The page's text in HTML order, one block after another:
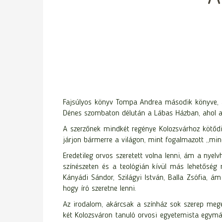
Fajsúlyos könyv Tompa Andrea második
Dénes szombaton délután a Lábas Házban,
A szerzőnek mindkét regénye Kolozsvárhoz
járjon bármerre a világon, mint fogalmazott
Eredetileg orvos szeretett volna lenni, ám a
színészeten és a teológián kívül más
Kányádi Sándor, Szilágyi István, Balla Zsófia,
hogy író szeretne lenni.
Az irodalom, akárcsak a színház sok szerep
két Kolozsváron tanuló orvosi egyetemista